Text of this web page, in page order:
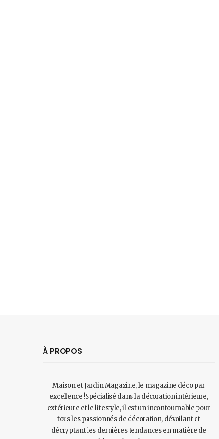
À PROPOS
Maison et Jardin Magazine, le magazine déco par
excellence !Spécialisé dans la décoration intérieure,
extérieure et le lifestyle, il est un incontournable pour
tous les passionnés de décoration, dévoilant et
décryptant les dernières tendances en matière de